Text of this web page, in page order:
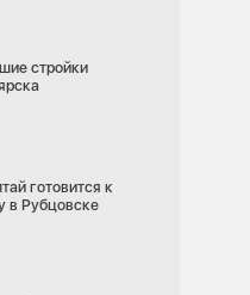
стройки
готовится к
в Рубцовске